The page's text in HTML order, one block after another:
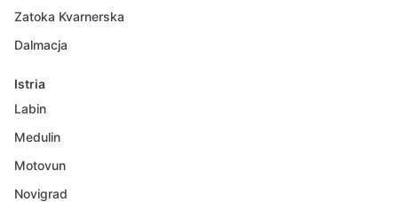
Zatoka Kvarnerska
Dalmacja
Istria
Labin
Medulin
Motovun
Novigrad